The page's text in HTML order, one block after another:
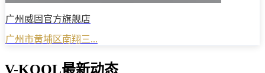
广州威固官方旗舰店
广州市黄埔区南翔三...
V-KOOL最新动态